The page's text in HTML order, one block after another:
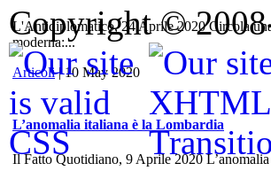
L'Antidiplomatico, 24 Aprile 2020 Circola
moderna:...
Articoli| 10 May 2020
L’anomalia italiana è la Lombardia
Il Fatto Quotidiano, 9 Aprile 2020
Copyright ©